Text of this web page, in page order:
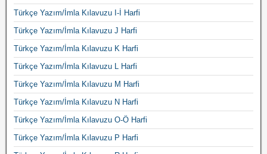
Türkçe Yazım/İmla Kılavuzu I-İ Harfi
Türkçe Yazım/İmla Kılavuzu J Harfi
Türkçe Yazım/İmla Kılavuzu K Harfi
Türkçe Yazım/İmla Kılavuzu L Harfi
Türkçe Yazım/İmla Kılavuzu M Harfi
Türkçe Yazım/İmla Kılavuzu N Harfi
Türkçe Yazım/İmla Kılavuzu O-Ö Harfi
Türkçe Yazım/İmla Kılavuzu P Harfi